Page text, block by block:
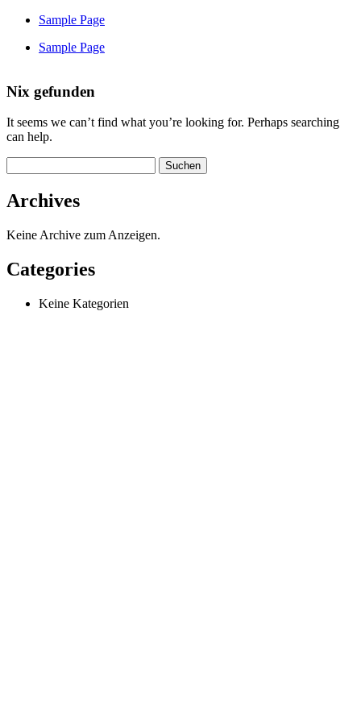
Sample Page
Sample Page
Nix gefunden
It seems we can’t find what you’re looking for. Perhaps searching
can help.
nach:
Archives
Keine Archive zum Anzeigen.
Categories
Keine Kategorien